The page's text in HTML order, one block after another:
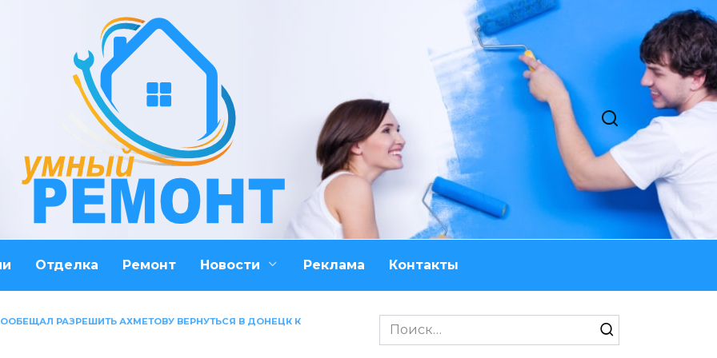
Отделка Ремонт Новости Реклама Контакты
РАЗРЕШИТЬ АХМЕТОВУ ВЕРНУТЬСЯ В ДОНЕЦК К
Search
for: